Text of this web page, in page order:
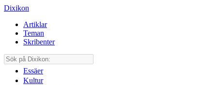
Dixikon
Artiklar
Teman
Skribenter
Essäer
Kultur